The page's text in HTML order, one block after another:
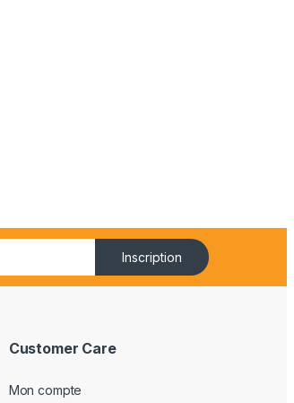
Inscription
Customer Care
Mon compte